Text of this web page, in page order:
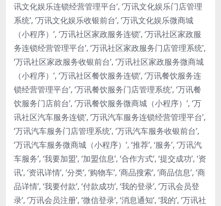
讯文化娱乐连锁经营管理平台’, ‘万讯文化娱乐门店管理
系统’, ‘万讯文化娱乐收银前台’, ‘万讯文化娱乐微商城
（小程序）’, ‘万讯社区家政服务连锁’, ‘万讯社区家政服
务连锁经营管理平台’, ‘万讯社区家政服务门店管理系统’,
‘万讯社区家政服务收银前台’, ‘万讯社区家政服务微商城
（小程序）’, ‘万讯社区餐饮服务连锁’, ‘万讯餐饮服务连
锁经营管理平台’, ‘万讯餐饮服务门店管理系统’, ‘万讯餐
饮服务门店前台’, ‘万讯餐饮服务微商城（小程序）’, ‘万
讯社区汽车服务连锁’, ‘万讯汽车服务连锁经营管理平台’,
‘万讯汽车服务门店管理系统’, ‘万讯汽车服务收银前台’,
‘万讯汽车服务微商城（小程序）’, ‘推荐’, ‘服务’, ‘万讯汽
车服务’, ‘我要加盟’, ‘加盟信息’, ‘合作方式’, ‘提交成功’, ‘资
讯’, ‘资讯详情’, ‘分类’, ‘购物车’, ‘商品搜索’, ‘商品信息’, ‘商
品详情’, ‘我要付款’, ‘付款成功’, ‘我的登录’, ‘万讯会员登
录’, ‘万讯会员注册’, ‘微信登录’, ‘消息通知’, ‘我的’, ‘万讯社